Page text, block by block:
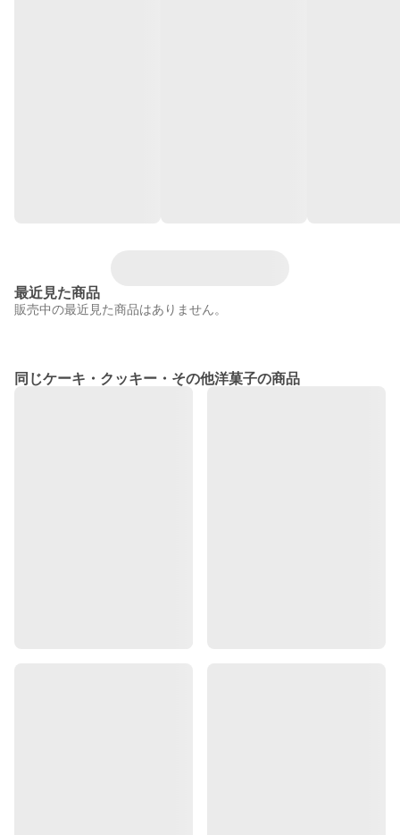
最近見た商品
販売中の最近見た商品はありません。
同じケーキ・クッキー・その他洋菓子の商品